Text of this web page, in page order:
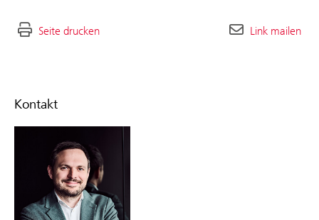
Kontakt
Seite drucken Link mailen